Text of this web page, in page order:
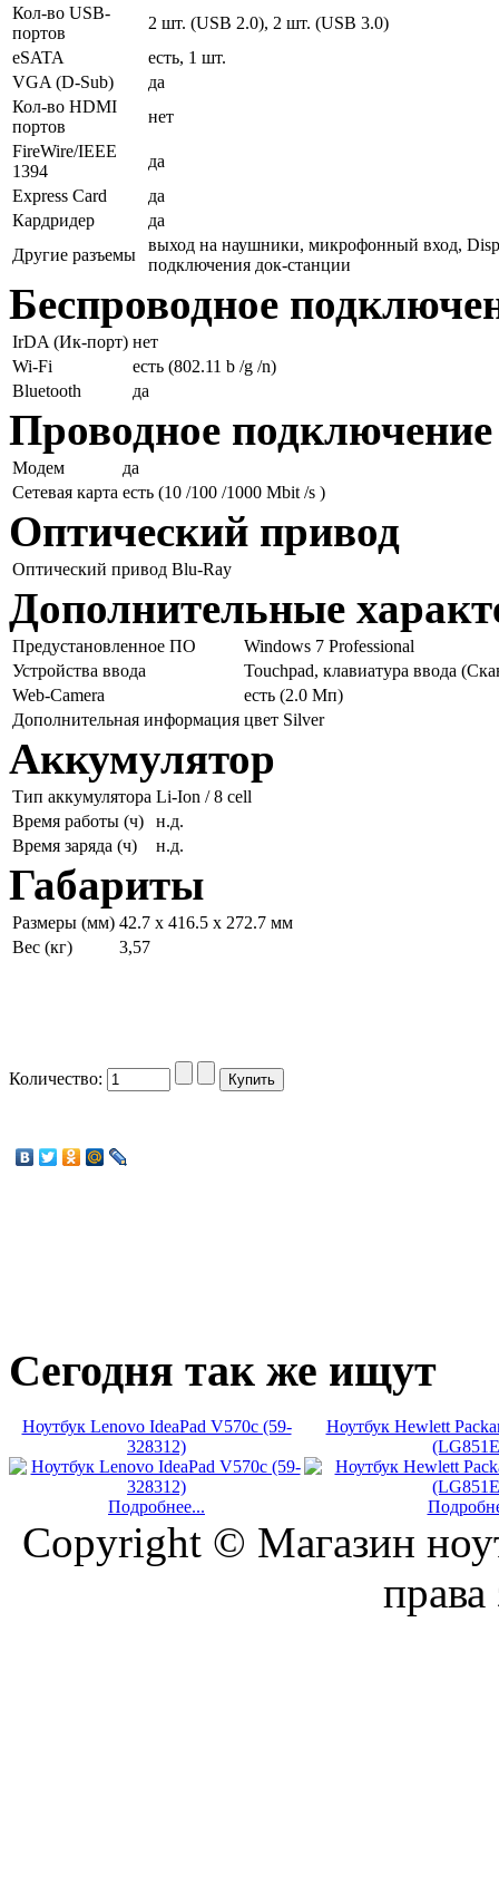
Кол-во USB-
портов
2 шт. (USB 2.0), 2 шт. (USB 3.0)
eSATA
есть, 1 шт.
VGA (D-Sub)
да
Кол-во HDMI
портов
нет
FireWire/IEEE
1394
да
Express Card
да
Кардридер
да
Другие разъемы
выход на наушники, микрофонный вход,
подключения док-станции
Беспроводное
IrDA (Ик-порт) нет
Wi-Fi
есть (802.11 b /g /n)
Bluetooth
да
Проводное подключение
Модем
да
Сетевая карта есть (10 /100 /1000 Mbit /s )
Оптический привод
Оптический привод Blu-Ray
Дополнительные
Предустановленное ПО
Windows 7 Professional
Устройства ввода
Touchpad, клавиатура ввода
Web-Camera
есть (2.0 Мп)
Дополнительная информация цвет Silver
Аккумулятор
Тип аккумулятора Li-Ion / 8 cell
Время работы (ч)
н.д.
Время заряда (ч)
н.д.
Габариты
Размеры (мм) 42.7 x 416.5 x 272.7 мм
Вес (кг)
3,57
Количество:
Сегодня так же ищут
Ноутбук Lenovo IdeaPad V570c (59-
328312)
Подробнее...
Ноутбук Hewlett
Copyright © Магазин